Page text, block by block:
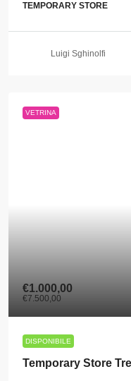
TEMPORARY STORE
Luigi Sghinolfi
VETRINA
€1.000,00
€7.500,00
DISPONIBILE
Temporary Store